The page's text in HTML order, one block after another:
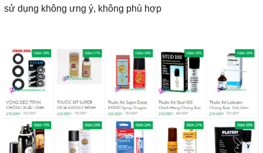
sử dụng không ưng ý, không phù hợp